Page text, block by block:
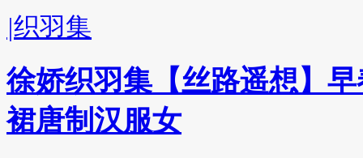
|织羽集
徐娇织羽集【丝路遥想】
裙唐制汉服女